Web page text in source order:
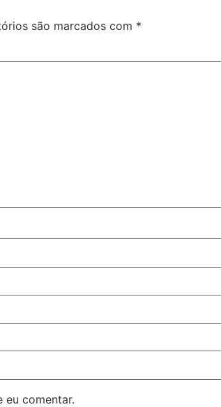
são marcados com *
eu comentar.